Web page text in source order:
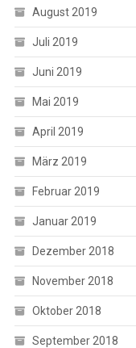
August 2019
Juli 2019
Juni 2019
Mai 2019
April 2019
März 2019
Februar 2019
Januar 2019
Dezember 2018
November 2018
Oktober 2018
September 2018